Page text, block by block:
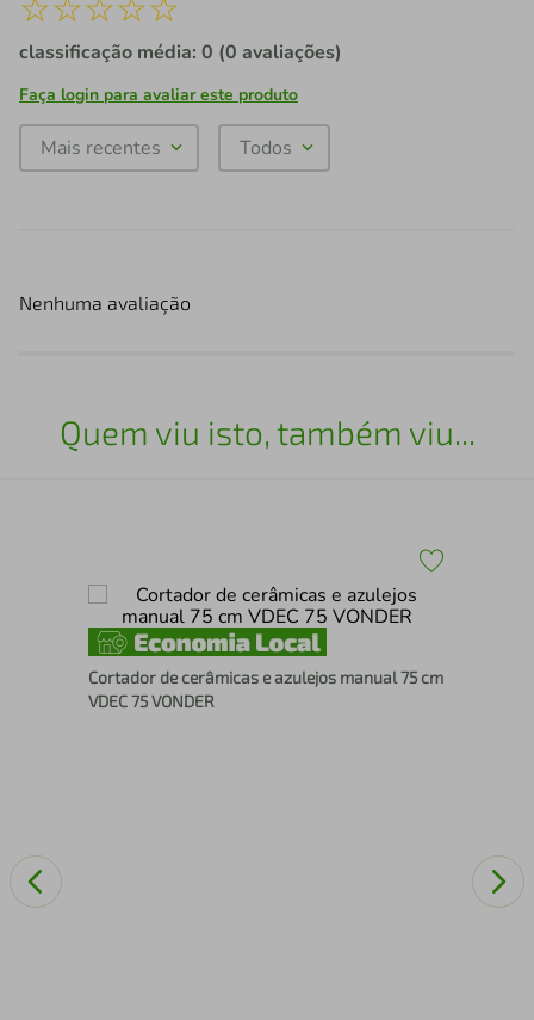
classificação média: 0 (0 avaliações)
Faça login para avaliar este produto
Mais recentes Todos
Nenhuma avaliação
Quem viu isto, também viu...
Cortador de cerâmicas e azulejos manual 75 cm
VDEC 75 VONDER